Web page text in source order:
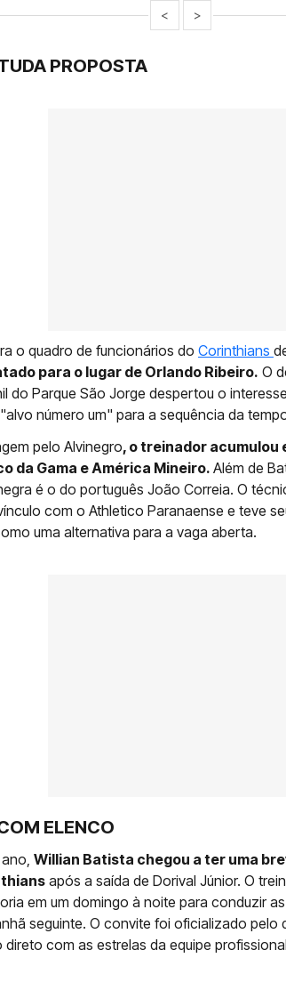
< >
PROPOSTA
o quadro de funcionários do Corinthians
para o lugar de Orlando Ribeiro. O
do Parque São Jorge despertou o
número um" para a sequência da
pelo Alvinegro, o treinador
da Gama e América Mineiro. Além de
é o do português João Correia. O
com o Athletico Paranaense e teve
uma alternativa para a vaga aberta.
ELENCO
Willian Batista chegou a ter uma
após a saída de Dorival Júnior. O
em um domingo à noite para conduzir
seguinte. O convite foi oficializado pelo
com as estrelas da equipe